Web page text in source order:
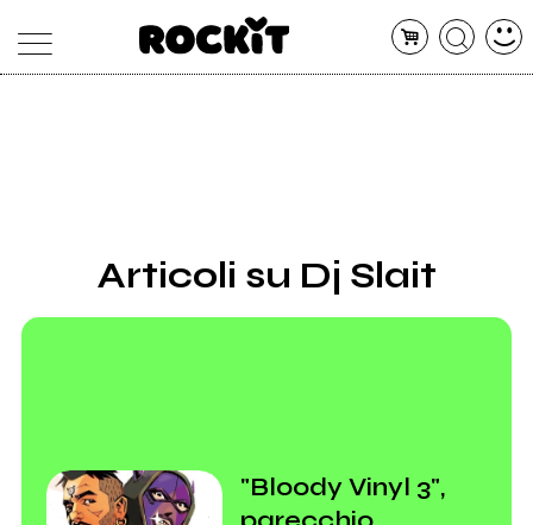
RADIO
Articoli su Dj Slait
"Bloody Vinyl 3",